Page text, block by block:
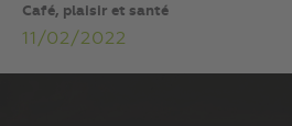
Café, plaisir et santé
11/02/2022